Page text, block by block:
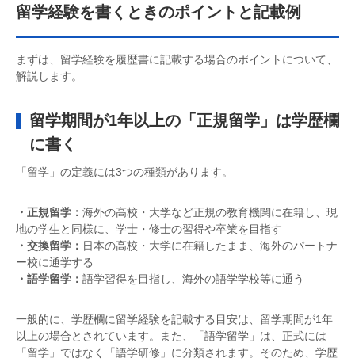
留学経験を書くときのポイントと記載例
まずは、留学経験を履歴書に記載する場合のポイントについて、
解説します。
留学期間が1年以上の「正規留学」は学歴欄
に書く
「留学」の定義には3つの種類があります。
・正規留学： 海外の高校・大学など正規の教育機関に在籍し、現
地の学生と同様に、学士・修士の習得や卒業を目指す
・交換留学： 日本の高校・大学に在籍したまま、海外のパートナ
ー校に通学する
・語学留学： 語学習得を目指し、海外の語学学校等に通う
一般的に、学歴欄に留学経験を記載する目安は、留学期間が1年
以上の場合とされています。また、「語学留学」は、正式には
「留学」ではなく「語学研修」に分類されます。そのため、学歴